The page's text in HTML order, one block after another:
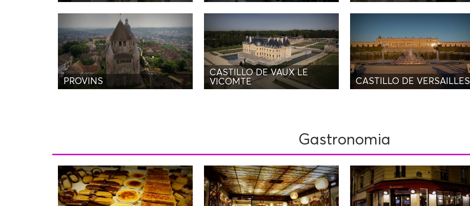
PROVINS
CASTILLO DE VAUX LE
VICOMTE
CASTILLO DE VERSAILLES
Gastronomia